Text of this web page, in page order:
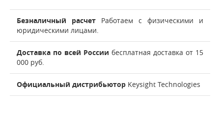
Безналичный расчет Работаем с физическими и
юридическими лицами.
Доставка по всей России бесплатная доставка от 15
000 руб.
Официальный дистрибьютор Keysight Technologies